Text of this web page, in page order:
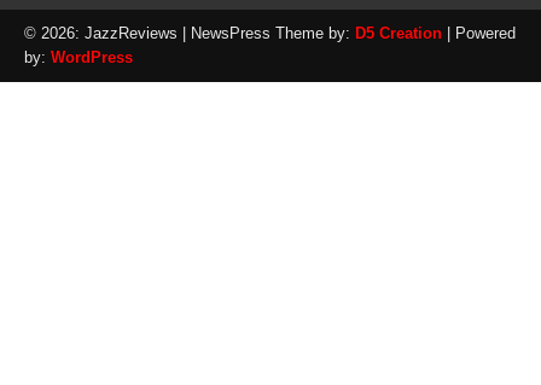
© 2026: JazzReviews | NewsPress Theme by: D5 Creation | Powered
by: WordPress